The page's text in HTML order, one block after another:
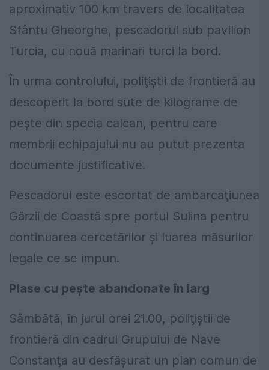
aproximativ 100 km travers de localitatea
Sfântu Gheorghe, pescadorul sub pavilion
Turcia, cu nouă marinari turci la bord.
În urma controlului, poliţiştii de frontieră au
descoperit la bord sute de kilograme de
peşte din specia calcan, pentru care
membrii echipajului nu au putut prezenta
documente justificative.
Pescadorul este escortat de ambarcaţiunea
Gărzii de Coastă spre portul Sulina pentru
continuarea cercetărilor şi luarea măsurilor
legale ce se impun.
Plase cu pește abandonate în larg
Sâmbătă, în jurul orei 21.00, poliţiştii de
frontieră din cadrul Grupului de Nave
Constanţa au desfăşurat un plan comun de